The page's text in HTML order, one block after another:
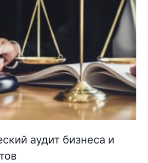
аудит бизнеса и